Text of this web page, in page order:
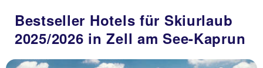
Bestseller Hotels für Skiurlaub
2025/2026 in Zell am See-Kaprun